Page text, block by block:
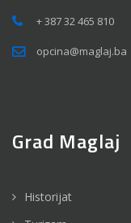
+ 387 32 465 810
opcina@maglaj.ba
Grad Maglaj
Historijat